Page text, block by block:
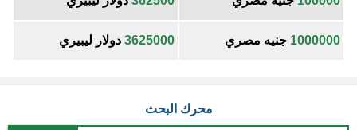
1000000 جنيه مصري 3625000 دولار ليبيري
محرك البحث